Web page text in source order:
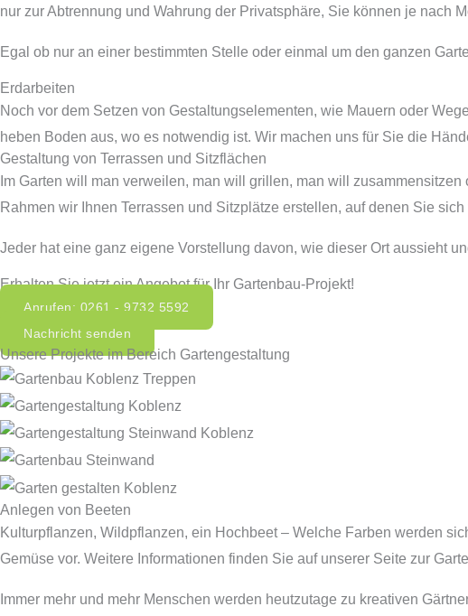
nur zur Abtrennung und Wahrung der Privatsphäre, Sie können je nach
Egal ob nur an einer bestimmten Stelle oder einmal um den ganzen
Erdarbeiten
Noch vor dem Setzen von Gestaltungselementen, wie Mauern oder
heben Boden aus, wo es notwendig ist. Wir machen uns für Sie die
Gestaltung von Terrassen und Sitzflächen
Im Garten will man verweilen, man will grillen, man will
Rahmen wir Ihnen Terrassen und Sitzplätze erstellen, auf denen Sie
Jeder hat eine ganz eigene Vorstellung davon, wie dieser Ort aussieht
Erhalten Sie jetzt ein Angebot für Ihr Gartenbau-Projekt!
Anrufen: 0261 - 9732 5592
Nachricht senden
Unsere Projekte im Bereich Gartengestaltung
Anlegen von Beeten
Kulturpflanzen, Wildpflanzen, ein Hochbeet – Welche Farben werden
Gemüse vor. Weitere Informationen finden Sie auf unserer Seite zur
Immer mehr und mehr Menschen werden heutzutage zu kreativen